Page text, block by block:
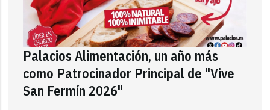
Palacios Alimentación, un año más
como Patrocinador Principal de "Vive
San Fermín 2026"